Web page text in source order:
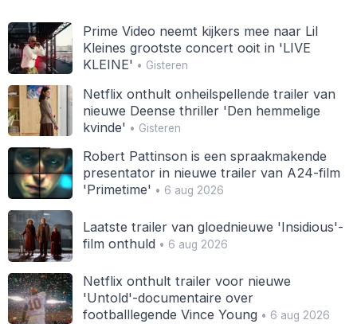
Prime Video neemt kijkers mee naar Lil
Kleines grootste concert ooit in 'LIVE
KLEINE' • Gisteren
Netflix onthult onheilspellende trailer van
nieuwe Deense thriller 'Den hemmelige
kvinde' • Gisteren
Robert Pattinson is een spraakmakende
presentator in nieuwe trailer van A24-film
'Primetime' • 6 aug 2026
Laatste trailer van gloednieuwe 'Insidious'-
film onthuld • 6 aug 2026
Netflix onthult trailer voor nieuwe
'Untold'-documentaire over
footballlegende Vince Young• 6 aug 2026